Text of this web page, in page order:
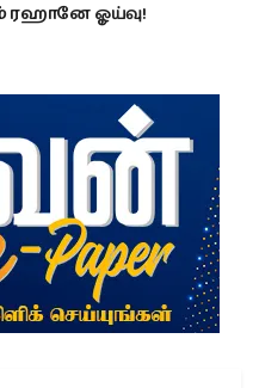
ரஹானே ஓய்வு!